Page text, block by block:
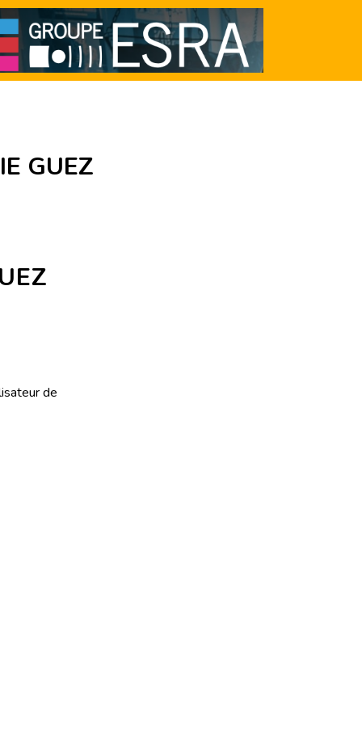
GUEZ
de